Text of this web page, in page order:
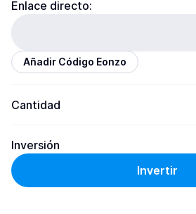
Enlace directo:
Añadir Código Eonzo
Cantidad
Inversión
Invertir